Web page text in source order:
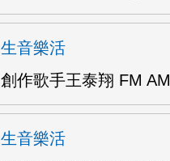
生音樂活
創作歌手王泰翔 FM AM
生音樂活